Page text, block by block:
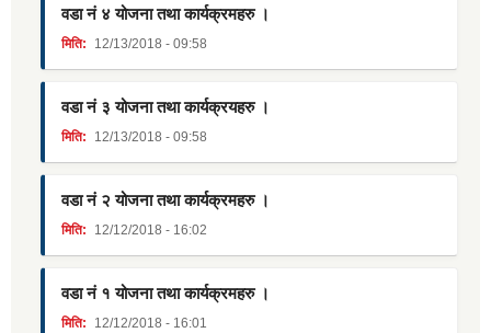
वडा नं ४ योजना तथा कार्यक्रमहरु ।
मिति: 12/13/2018 - 09:58
वडा नं ३ योजना तथा कार्यक्रयहरु ।
मिति: 12/13/2018 - 09:58
वडा नं २ योजना तथा कार्यक्रमहरु ।
मिति: 12/12/2018 - 16:02
वडा नं १ योजना तथा कार्यक्रमहरु ।
मिति: 12/12/2018 - 16:01